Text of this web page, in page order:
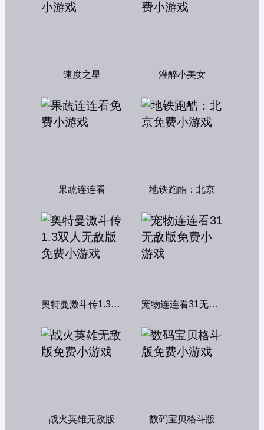
速度之星 灌醉小美女
果蔬连连看 地铁跑酷：北京
奥特曼激斗传1.3双人无敌版 宠物连连看31无敌版
战火英雄无敌版 数码宝贝格斗版